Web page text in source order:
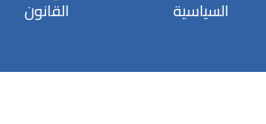
السياسية القانون